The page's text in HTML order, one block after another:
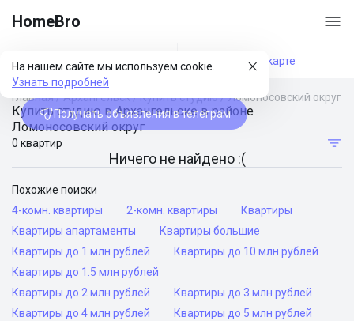
HomeBro
На нашем сайте мы используем cookie.
Узнать подробней
Получать объявления в телеграм
Фильтры На карте
Главная/Архангельск/Купить студию/Ломоносовский округ
Купить студию в Архангельске в районе
Ломоносовский округ
0 квартир
Ничего не найдено :(
Похожие поиски
4-комн. квартиры
2-комн. квартиры
Квартиры
Квартиры апартаменты
Квартиры большие
Квартиры до 1 млн рублей
Квартиры до 10 млн рублей
Квартиры до 1.5 млн рублей
Квартиры до 2 млн рублей
Квартиры до 3 млн рублей
Квартиры до 4 млн рублей
Квартиры до 5 млн рублей